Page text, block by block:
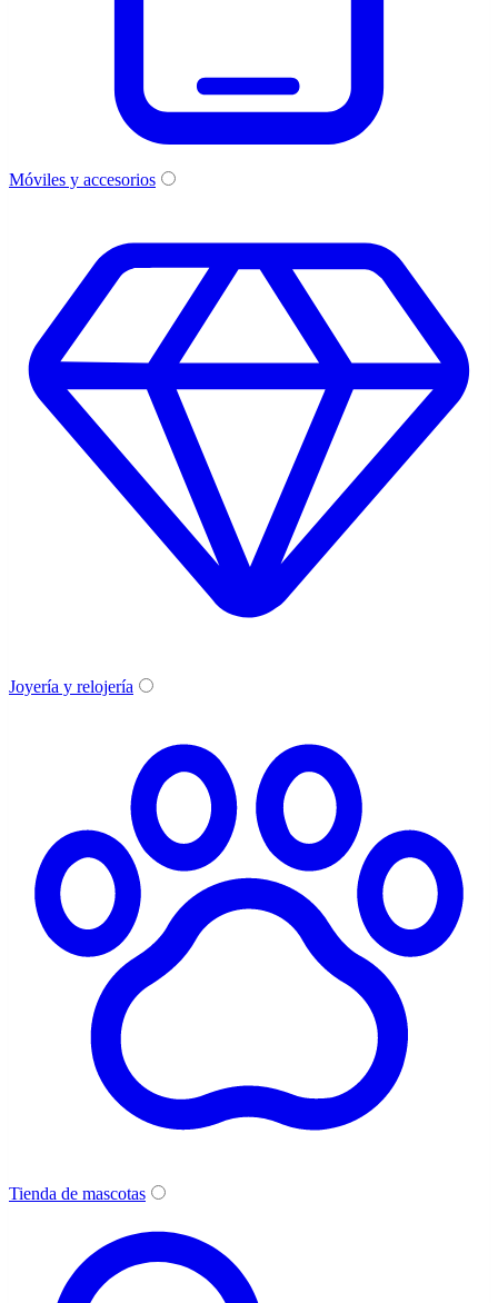
Móviles y accesorios
Joyería y relojería
Tienda de mascotas